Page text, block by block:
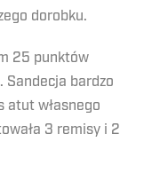
dorobku.
25 punktów
Sandecja bardzo
atut własnego
3 remisy i 2